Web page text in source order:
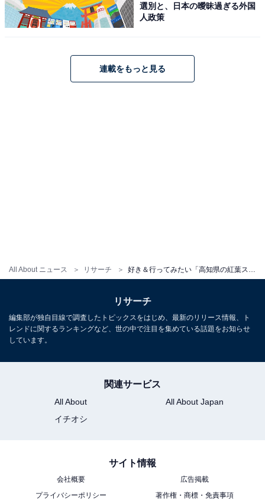
All About ニュース リサーチ
選別と、日本の曖昧過ぎる外国
人政策
連載をもっと見る
リサーチ
編集部が独自目線で調査したトピックスをはじめ、最新のリリース情報、ト
レンドに関するランキングなど、世の中で注目を集めている話題をお知らせ
しています。
関連サービス
All About
All About Japan
イチオシ
サイト情報
会社概要
広告掲載
プライバシーポリシー
著作権・商標・免責事項